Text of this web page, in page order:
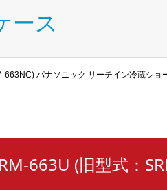
ース
663NC) パナソニック リーチイン冷蔵ショ
663U (旧型式：